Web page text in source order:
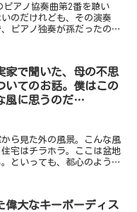
ピアノ協奏曲第2番を聴い
のだけれども、その演奏
ピアノ独奏が孫だったので
家で聞いた、母の不思
いてのお話。僕はこの
風に思うのだ…
ら見た外の風景。こんな風
宅はチラホラ。ここは盆地
といっても、都心のような
偉大なキーボーディス